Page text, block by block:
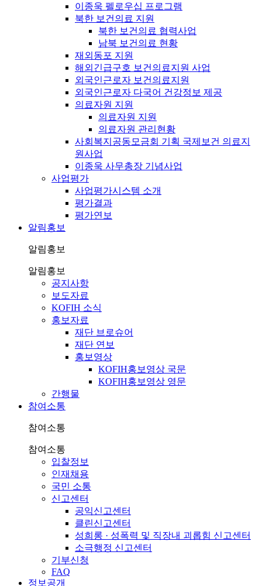
이종욱 펠로우십 프로그램
북한 보건의료 지원
북한 보건의료 협력사업
남북 보건의료 현황
재외동포 지원
해외긴급구호 보건의료지원 사업
외국인근로자 보건의료지원
외국인근로자 다국어 건강정보 제공
의료자원 지원
의료자원 지원
의료자원 관리현황
사회복지공동모금회 기획 국제보건 의료지
원사업
이종욱 사무총장 기념사업
사업평가
사업평가시스템 소개
평가결과
평가연보
알림홍보
알림홍보
알림홍보
공지사항
보도자료
KOFIH 소식
홍보자료
재단 브로슈어
재단 연보
홍보영상
KOFIH홍보영상 국문
KOFIH홍보영상 영문
간행물
참여소통
참여소통
참여소통
입찰정보
인재채용
국민 소통
신고센터
공익신고센터
클린신고센터
성희롱 · 성폭력 및 직장내 괴롭힘 신고센터
소극행정 신고센터
기부신청
FAQ
정보공개